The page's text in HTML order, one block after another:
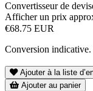
Convertisseur de
Afficher un prix
€68.75 EUR
Conversion indicative.
Ajouter à la liste
Ajouter au panier